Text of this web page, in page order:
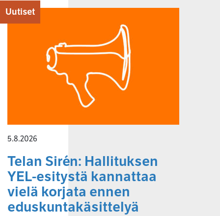
Uutiset
5.8.2026
Telan Sirén: Hallituksen
YEL-esitystä kannattaa
vielä korjata ennen
eduskuntakäsittelyä